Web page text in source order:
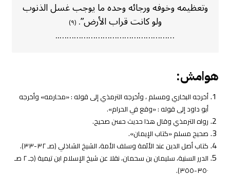
وتعظيمه وخوفه ورجائه وحده ما يوجب غسل الذنوب
ولو كانت قراب الأرض”.(٩)
…………………………………………..
هوامش:
أخرجه البخاري ومسلم ، وأخرجه الترمذي إلى قوله : «محارمه» وأخرجه
أبو داود إلى قوله : «وقع في الحرام».
رواه الترمذي وقال هذا حديث حسن صحيح.
صحيح مسلم «كتاب الإيمان».
كتاب أصل الدين عند الأئمة وسلف الأمة، الشيخ الشاذلي (صـ ٣٢-٣٣).
الدرر السنية، سليمان بن سحمان، نقلا عن شيخ الإسلام ابن تيمية (جـ ٢ صـ
٣٥٠-٣٥٥).